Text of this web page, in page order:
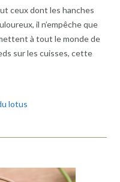
ceux dont les hanches
il n’empêche que
à tout le monde de
sur les cuisses, cette
lotus